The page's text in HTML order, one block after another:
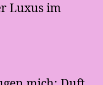
Luxus im